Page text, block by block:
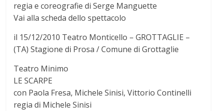
regia e coreografie di Serge Manguette
Vai alla scheda dello spettacolo
il 15/12/2010 Teatro Monticello – GROTTAGLIE –
(TA) Stagione di Prosa / Comune di Grottaglie
Teatro Minimo
LE SCARPE
con Paola Fresa, Michele Sinisi, Vittorio Continelli
regia di Michele Sinisi